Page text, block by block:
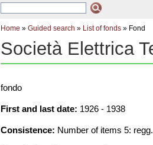
Home » Guided search » List of fonds » Fond
Società Elettrica
fondo
First and last date: 1926 - 1938
Consistence: Number of items 5: